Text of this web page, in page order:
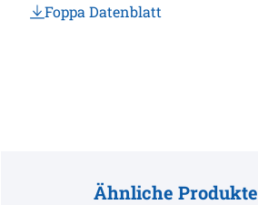
Foppa Datenblatt
Ähnliche Produkte